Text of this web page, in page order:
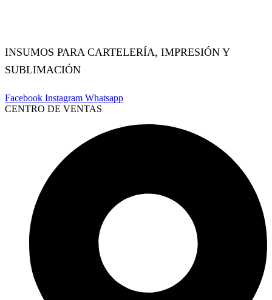
INSUMOS PARA CARTELERÍA, IMPRESIÓN Y
SUBLIMACIÓN
Facebook Instagram Whatsapp
CENTRO DE VENTAS